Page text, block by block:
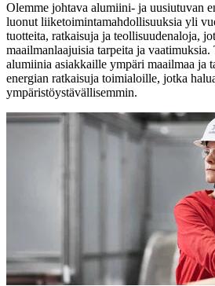
Olemme johtava alumiini- ja uusiutuvan
luonut liiketoimintamahdollisuuksia yli
tuotteita, ratkaisuja ja teollisuudenaloja,
maailmanlaajuisia tarpeita ja
alumiinia asiakkaille ympäri maailmaa ja
energian ratkaisuja toimialoille, jotka
ympäristöystävällisemmin.